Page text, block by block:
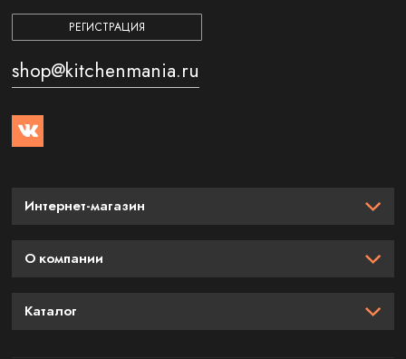
РЕГИСТРАЦИЯ
shop@kitchenmania.ru
Интернет-магазин
О компании
Каталог